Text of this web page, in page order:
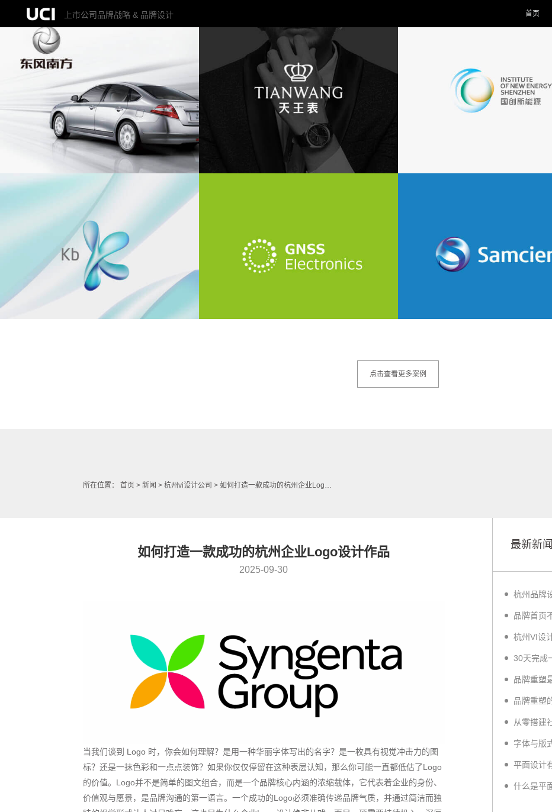
上市公司品牌战略 & 品牌设计 首页
点击查看更多案例
所在位置： 首页 > 新闻 > 杭州vi设计公司 > 如何打造一款成功的杭州企业Logo设计作品
如何打造一款成功的杭州企业Logo设计作品
2025-09-30
当我们谈到 Logo 时，你会如何理解？是用一种华丽字体写出的名字？是一枚具有视觉冲击力的图
标？还是一抹色彩和一点点装饰？如果你仅仅停留在这种表层认知，那么你可能一直都低估了Logo
的价值。Logo并不是简单的图文组合，而是一个品牌核心内涵的浓缩载体，它代表着企业的身份、
价值观与愿景，是品牌沟通的第一语言。一个成功的Logo必须准确传递品牌气质，并通过简洁而独
最新新闻